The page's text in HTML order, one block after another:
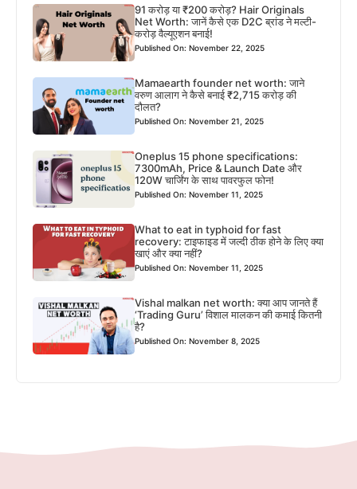
91 करोड़ या ₹200 करोड़? Hair Originals
Net Worth: जानें कैसे एक D2C ब्रांड ने मल्टी-
करोड़ वैल्यूएशन बनाई!
Published On: November 22, 2025
Mamaearth founder net worth: जाने
वरुण आलाग ने कैसे बनाई ₹2,715 करोड़ की
दौलत?
Published On: November 21, 2025
Oneplus 15 phone specifications:
7300mAh, Price & Launch Date और
120W चार्जिंग के साथ पावरफुल फोन!
Published On: November 11, 2025
What to eat in typhoid for fast
recovery: टाइफाइड में जल्दी ठीक होने के लिए क्या
खाएं और क्या नहीं?
Published On: November 11, 2025
Vishal malkan net worth: क्या आप जानते हैं
‘Trading Guru’ विशाल मालकन की कमाई कितनी
है?
Published On: November 8, 2025